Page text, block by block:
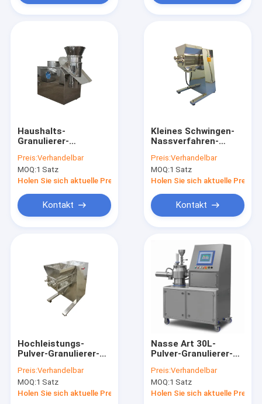
Videos
Über uns
Kontaktiere uns
Haushalts-
Granulierer-
pharmazeutisches
einfaches Operation
CER geführt
Preis:Verhandelbar
MOQ:1 Satz
Holen Sie sich aktuelle Preis
Kontakt
Kleines Schwingen-
Nassverfahren-
Granulations-
Ausrüstungs-
Endprodukt
Preis:Verhandelbar
MOQ:1 Satz
Holen Sie sich aktuelle Preis
Kontakt
Hochleistungs-
Pulver-Granulierer-
Operation und hohe
Geschwindigkeit
Preis:Verhandelbar
MOQ:1 Satz
Holen Sie sich aktuelle Preis
Nasse Art 30L-
Pulver-Granulierer-
Granulations-
Ausrüstungen für
pharmazeutische
Preis:Verhandelbar
MOQ:1 Satz
Holen Sie sich aktuelle Preis